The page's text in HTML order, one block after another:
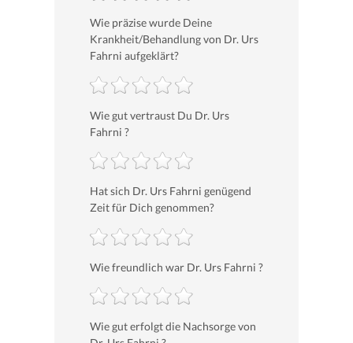
Wie präzise wurde Deine
Krankheit/Behandlung von Dr. Urs
Fahrni aufgeklärt?
Wie gut vertraust Du Dr. Urs
Fahrni ?
Hat sich Dr. Urs Fahrni genügend
Zeit für Dich genommen?
Wie freundlich war Dr. Urs Fahrni ?
Wie gut erfolgt die Nachsorge von